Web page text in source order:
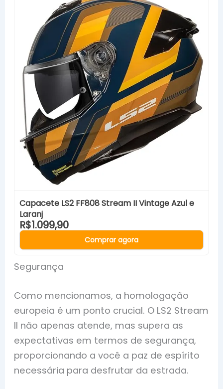
Capacete LS2 FF808 Stream II Vintage Azul e
Laranj
R$1.099,90
Comprar agora
Segurança
Como mencionamos, a homologação
europeia é um ponto crucial. O LS2 Stream
II não apenas atende, mas supera as
expectativas em termos de segurança,
proporcionando a você a paz de espírito
necessária para desfrutar da estrada.